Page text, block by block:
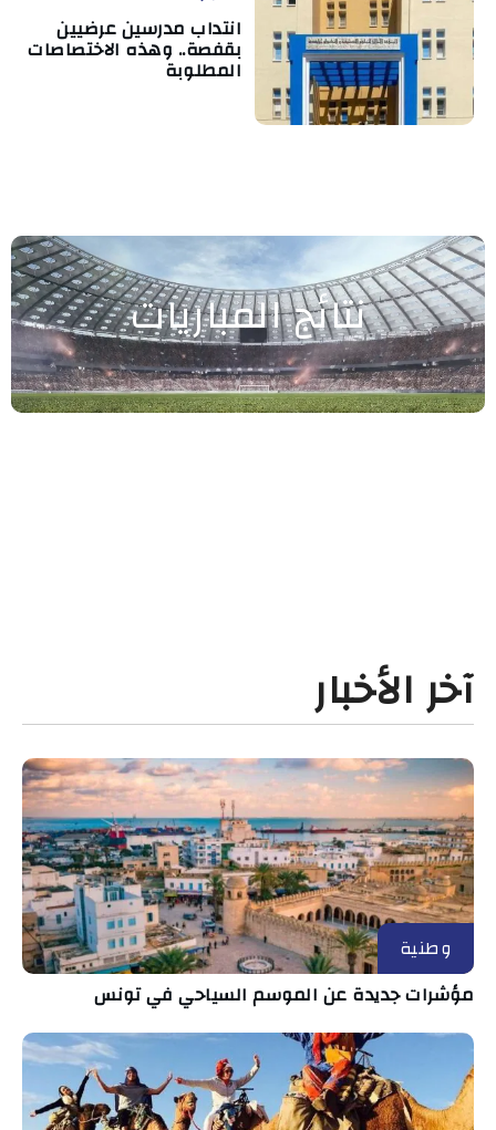
انتداب مدرسين عرضيين
بقفصة.. وهذه الاختصاصات
المطلوبة
نتائج المباريات
آخر الأخبار
وطنية
مؤشرات جديدة عن الموسم السياحي في تونس